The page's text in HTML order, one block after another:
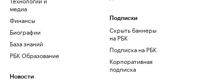
медиа
Финансы
Биографии
База знаний
РБК Образование
Новости
Подписки
Скрыть баннеры
на РБК
Подписка на РБК
Корпоративная
подписка